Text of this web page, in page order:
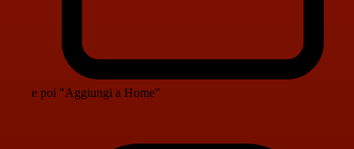
e poi "Aggiungi a Home"